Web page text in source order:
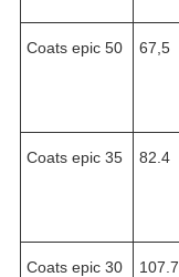
Coats epic 50 67,5
Coats epic 35 82.4
Coats epic 30 107.7